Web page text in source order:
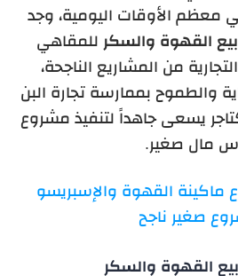
الأوقات اليومية، وجد
القهوة والسكر للمقاهي
من المشاريع الناجحة،
والطموح بممارسة تجارة البن
كتاجر يسعى جاهداً لتنفيذ مشروع
مال صغير.
ماكينة القهوة والإسبريسو
صغير ناجح
القهوة والسكر